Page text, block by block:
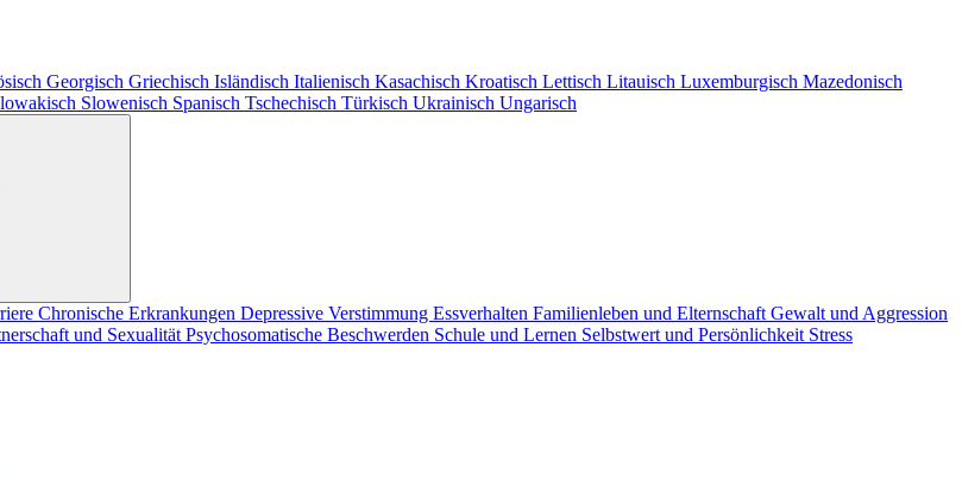
Georgisch Griechisch Isländisch Italienisch Kasachisch Kroatisch Lettisch Litauisch Luxemburgisch Mazedonisch
Slowenisch Spanisch Tschechisch Türkisch Ukrainisch Ungarisch
Chronische Erkrankungen Depressive Verstimmung Essverhalten Familienleben und Elternschaft Gewalt und Aggression
und Sexualität Psychosomatische Beschwerden Schule und Lernen Selbstwert und Persönlichkeit Stress